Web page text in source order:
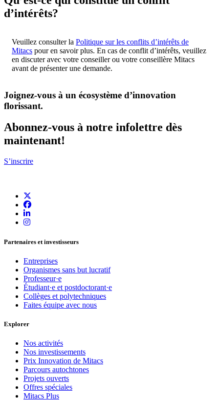
d’intérêts?
Veuillez consulter la Politique sur les conflits d’intérêts de
Mitacs pour en savoir plus. En cas de conflit d’intérêts, veuillez
en discuter avec votre conseiller ou votre conseillère Mitacs
avant de présenter une demande.
Joignez-vous à un écosystème d’innovation
florissant.
Abonnez-vous à notre infolettre dès
maintenant!
S’inscrire
Partenaires et investisseurs
Entreprises
Organismes sans but lucratif
Professeur·e
Étudiant·e et postdoctorant·e
Collèges et polytechniques
Faites équipe avec nous
Explorer
Nos activités
Nos investissements
Prix Innovation de Mitacs
Parcours autochtones
Projets ouverts
Offres spéciales
Mitacs Plus